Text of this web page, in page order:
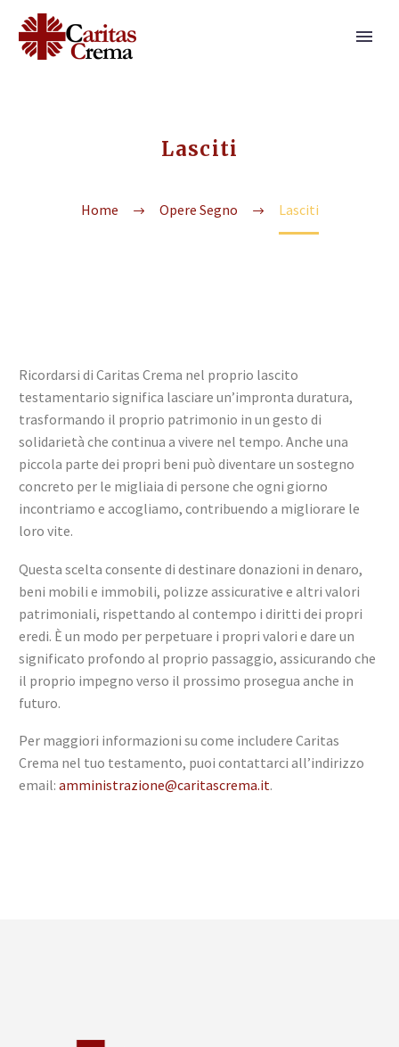
Lasciti
Home Opere Segno Lasciti
Ricordarsi di Caritas Crema nel proprio lascito
testamentario significa lasciare un’impronta duratura,
trasformando il proprio patrimonio in un gesto di
solidarietà che continua a vivere nel tempo. Anche una
piccola parte dei propri beni può diventare un sostegno
concreto per le migliaia di persone che ogni giorno
incontriamo e accogliamo, contribuendo a migliorare le
loro vite.
Questa scelta consente di destinare donazioni in denaro,
beni mobili e immobili, polizze assicurative e altri valori
patrimoniali, rispettando al contempo i diritti dei propri
eredi. È un modo per perpetuare i propri valori e dare un
significato profondo al proprio passaggio, assicurando che
il proprio impegno verso il prossimo prosegua anche in
futuro.
Per maggiori informazioni su come includere Caritas
Crema nel tuo testamento, puoi contattarci all’indirizzo
email: amministrazione@caritascrema.it.